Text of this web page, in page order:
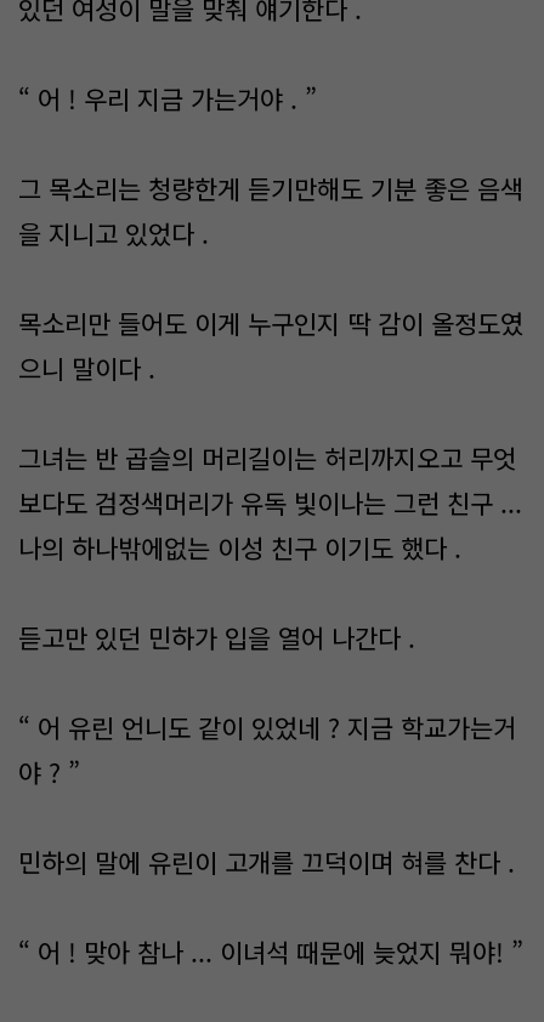
있던 여성이 말을 맞춰 얘기한다 .
“ 어 ! 우리 지금 가는거야 . ”
그 목소리는 청량한게 듣기만해도 기분 좋은 음색
을 지니고 있었다 .
목소리만 들어도 이게 누구인지 딱 감이 올정도였
으니 말이다 .
그녀는 반 곱슬의 머리길이는 허리까지오고 무엇
보다도 검정색머리가 유독 빛이나는 그런 친구 ...
나의 하나밖에없는 이성 친구 이기도 했다 .
듣고만 있던 민하가 입을 열어 나간다 .
“ 어 유린 언니도 같이 있었네 ? 지금 학교가는거
야 ? ”
민하의 말에 유린이 고개를 끄덕이며 혀를 찬다 .
“ 어 ! 맞아 참나 ... 이녀석 때문에 늦었지 뭐야! ”